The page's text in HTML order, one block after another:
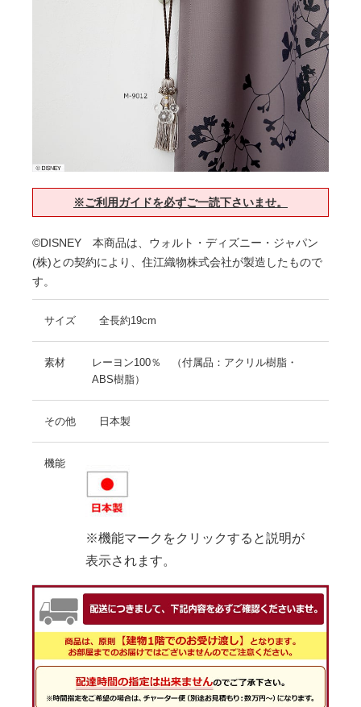
※ご利用ガイドを必ずご一読下さいませ。
©DISNEY 本商品は、ウォルト・ディズニー・ジャパン
(株)との契約により、住江織物株式会社が製造したもので
す。
サイズ 全長約19cm
素材
レーヨン100％ （付属品：アクリル樹脂・
ABS樹脂）
その他 日本製
機能
※機能マークをクリックすると説明が
表示されます。